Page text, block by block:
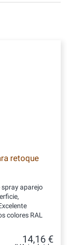
retoque
aparejo
colores RAL
14,16 €